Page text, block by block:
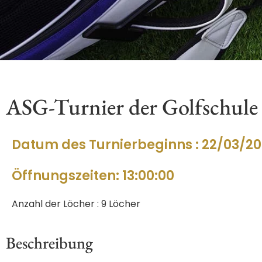
ASG-Turnier der Golfschule
Datum des Turnierbeginns : 22/03/
Öffnungszeiten: 13:00:00
Anzahl der Löcher : 9 Löcher
Beschreibung